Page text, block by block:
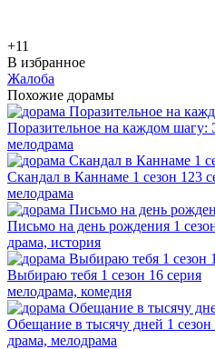
+11
В избранное
Жалоба
Похожие дорамы
Поразительное на каждом
мелодрама
Скандал в Каннаме 1 сезон 123
мелодрама
Письмо на день рождения 1
драма, история
Выбираю тебя 1 сезон 16 серия
мелодрама, комедия
Обещание в тысячу дней 1 сезон
драма, мелодрама